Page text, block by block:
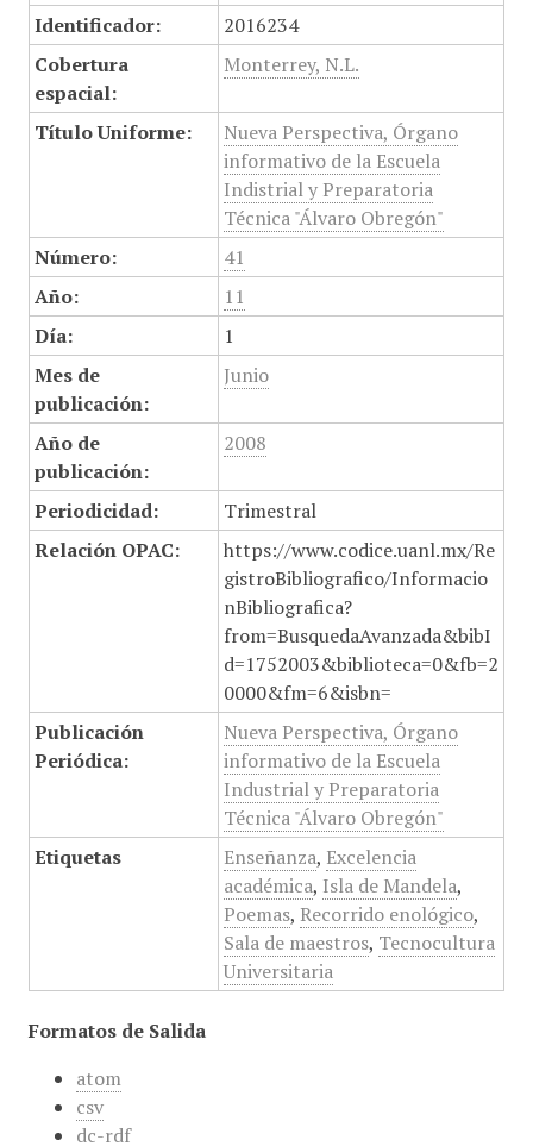
Identificador:
2016234
Cobertura
espacial:
Monterrey, N.L.
Título Uniforme:
Nueva Perspectiva, Órgano
informativo de la Escuela
Indistrial y Preparatoria
Técnica "Álvaro Obregón"
Número:
41
Año:
11
Día:
1
Mes de
publicación:
Junio
Año de
publicación:
2008
Periodicidad:
Trimestral
Relación OPAC:
https://www.codice.uanl.mx/Re
gistroBibliografico/Informacio
nBibliografica?
from=BusquedaAvanzada&bibI
d=1752003&biblioteca=0&fb=2
0000&fm=6&isbn=
Publicación
Periódica:
Nueva Perspectiva, Órgano
informativo de la Escuela
Industrial y Preparatoria
Técnica "Álvaro Obregón"
Etiquetas
Enseñanza, Excelencia
académica, Isla de Mandela,
Poemas, Recorrido enológico,
Sala de maestros, Tecnocultura
Universitaria
Formatos de Salida
atom
csv
dc-rdf